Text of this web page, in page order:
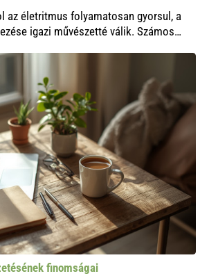
az életritmus folyamatosan gyorsul, a
igazi művészetté válik. Számos
finomságai